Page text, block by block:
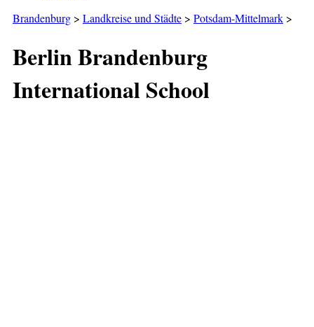
Brandenburg > Landkreise und Städte > Potsdam-Mittelmark >
Berlin Brandenburg
International School